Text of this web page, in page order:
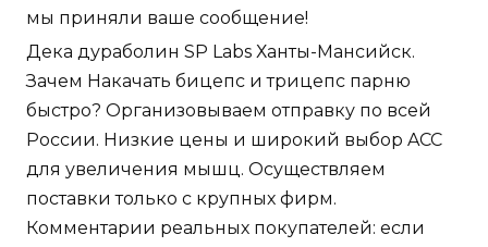
мы приняли ваше сообщение!
Дека дураболин SP Labs Ханты-Мансийск.
Зачем Накачать бицепс и трицепс парню
быстро? Организовываем отправку по всей
России. Низкие цены и широкий выбор ACC
для увеличения мышц. Осуществляем
поставки только с крупных фирм.
Комментарии реальных покупателей: если